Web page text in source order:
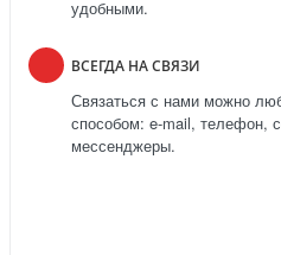
удобными.
ВСЕГДА НА СВЯЗИ
Связаться с нами можно
способом: e-mail, телефон,
мессенджеры.